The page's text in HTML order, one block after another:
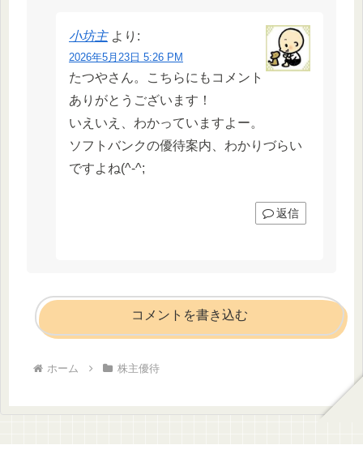
小坊主 より:
2026年5月23日 5:26 PM
たつやさん。こちらにもコメント
ありがとうございます！
いえいえ、わかっていますよー。
ソフトバンクの優待案内、わかりづらい
ですよね(^-^;
返信
コメントを書き込む
ホーム 株主優待